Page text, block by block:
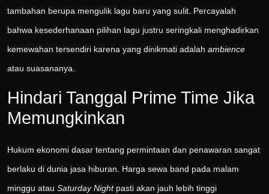
tambahan berupa mengulik lagu baru yang sulit. Percayalah
bahwa kesederhanaan pilihan lagu justru seringkali menghadirkan
kemewahan tersendiri karena yang dinikmati adalah ambience
atau suasananya.
Hindari Tanggal Prime Time Jika
Memungkinkan
Hukum ekonomi dasar tentang permintaan dan penawaran sangat
berlaku di dunia jasa hiburan. Harga sewa band pada malam
minggu atau Saturday Nightpasti akan jauh lebih tinggi